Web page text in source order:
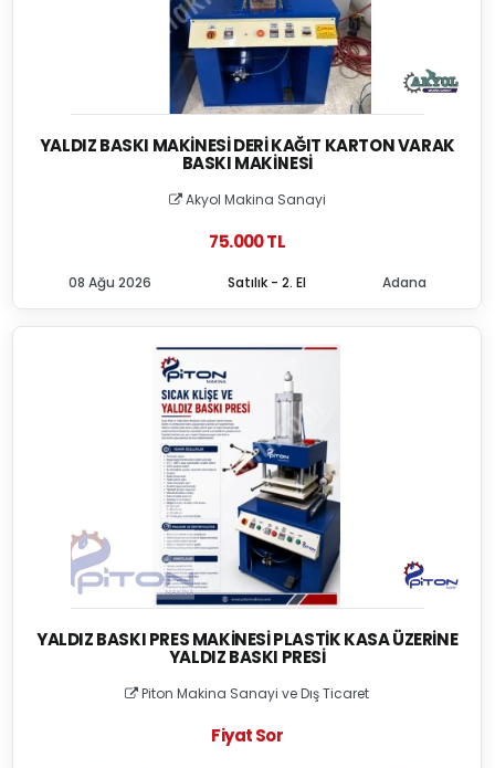
YALDIZ BASKI MAKINESI DERI KAĞIT KARTON VARAK
BASKI MAKINESI
Akyol Makina Sanayi
75.000 TL
Satılık - 2. El
08 Ağu 2026 Adana
YALDIZ BASKI PRES MAKINESI PLASTIK KASA ÜZERINE
YALDIZ BASKI PRESI
Piton Makina Sanayi ve Dış Ticaret
Fiyat Sor